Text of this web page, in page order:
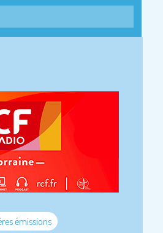
émissions